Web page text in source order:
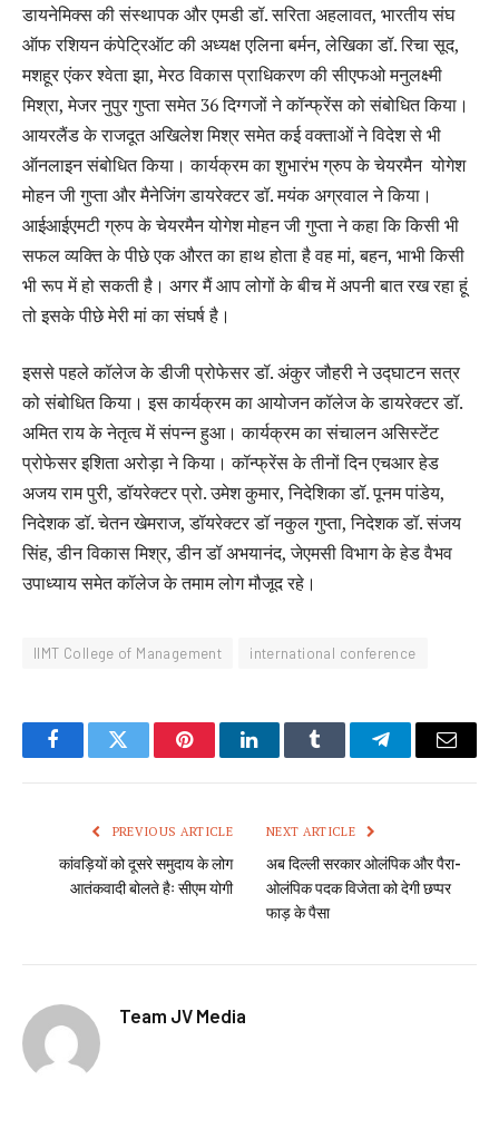
डायनेमिक्स की संस्थापक और एमडी डॉ. सरिता अहलावत, भारतीय संघ
ऑफ रशियन कंपेट्रिऑट की अध्यक्ष एलिना बर्मन, लेखिका डॉ. रिचा सूद,
मशहूर एंकर श्वेता झा, मेरठ विकास प्राधिकरण की सीएफओ मनुलक्ष्मी
मिश्रा, मेजर नुपुर गुप्ता समेत 36 दिग्गजों ने कॉन्फ्रेंस को संबोधित किया।
आयरलैंड के राजदूत अखिलेश मिश्र समेत कई वक्ताओं ने विदेश से भी
ऑनलाइन संबोधित किया। कार्यक्रम का शुभारंभ ग्रुप के चेयरमैन योगेश
मोहन जी गुप्ता और मैनेजिंग डायरेक्टर डॉ. मयंक अग्रवाल ने किया।
आईआईएमटी ग्रुप के चेयरमैन योगेश मोहन जी गुप्ता ने कहा कि किसी भी
सफल व्यक्ति के पीछे एक औरत का हाथ होता है वह मां, बहन, भाभी किसी
भी रूप में हो सकती है। अगर मैं आप लोगों के बीच में अपनी बात रख रहा हूं
तो इसके पीछे मेरी मां का संघर्ष है।
इससे पहले कॉलेज के डीजी प्रोफेसर डॉ. अंकुर जौहरी ने उद्घाटन सत्र
को संबोधित किया। इस कार्यक्रम का आयोजन कॉलेज के डायरेक्टर डॉ.
अमित राय के नेतृत्व में संपन्न हुआ। कार्यक्रम का संचालन असिस्टेंट
प्रोफेसर इशिता अरोड़ा ने किया। कॉन्फ्रेंस के तीनों दिन एचआर हेड
अजय राम पुरी, डॉयरेक्टर प्रो. उमेश कुमार, निदेशिका डॉ. पूनम पांडेय,
निदेशक डॉ. चेतन खेमराज, डॉयरेक्टर डॉ नकुल गुप्ता, निदेशक डॉ. संजय
सिंह, डीन विकास मिश्र, डीन डॉ अभयानंद, जेएमसी विभाग के हेड वैभव
उपाध्याय समेत कॉलेज के तमाम लोग मौजूद रहे।
IIMT College of Management international conference
FacebookTwitter PinterestLinkedInTumblr TelegramEmail
PREVIOUS ARTICLE
कांवड़ियों को दूसरे समुदाय के लोग
आतंकवादी बोलते हैः सीएम योगी
NEXT ARTICLE
अब दिल्ली सरकार ओलंपिक और पैरा-
ओलंपिक पदक विजेता को देगी छप्पर
फाड़ के पैसा
Team JV Media